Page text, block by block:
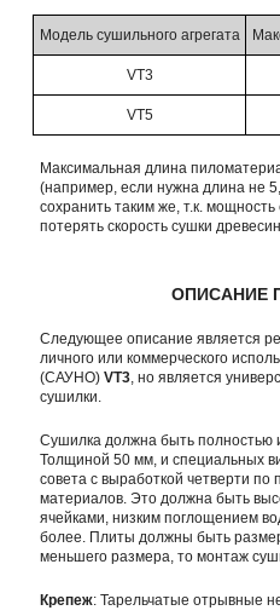
Модель сушильного агрегата
VT3
VT5
Максимальная длина
(например, если нужна длина не
сохранить таким же, т.к.
потерять скорость сушки
ОПИСАНИЕ
Следующее описание является
личного или коммерческого
(САУНО) VТ3, но является
сушилки.
Сушилка должна быть полностью
Толщиной 50 мм, и специальных
совета с выработкой четверти
материалов. Это должна быть
ячейками, низким поглощением
более. Плиты должны быть
меньшего размера, то монтаж
Крепеж: Тарельчатые отрывные